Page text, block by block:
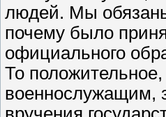
людей. Мы обязаны
почему было
официального
То
военнослужащим,